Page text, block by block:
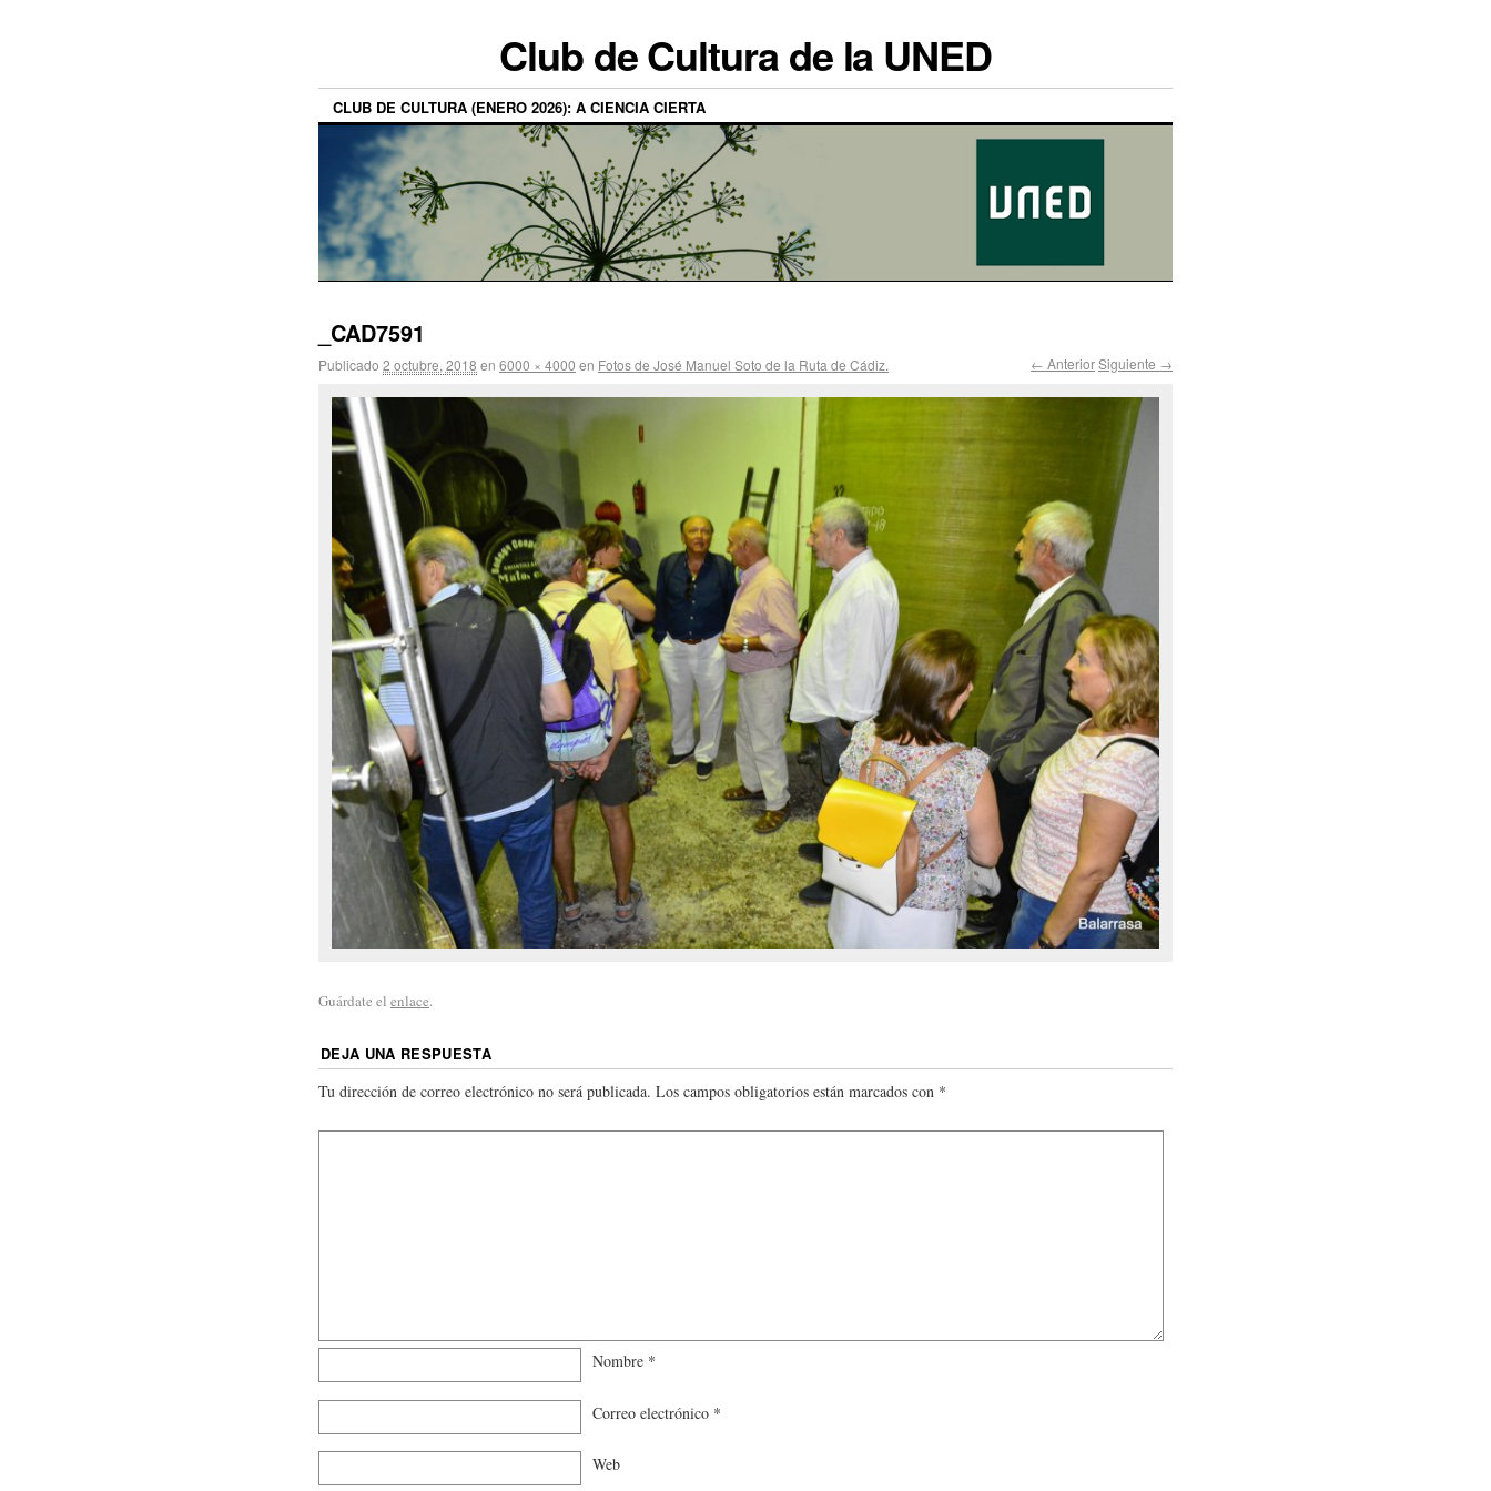
Club de Cultura de la UNED
CLUB DE CULTURA (ENERO 2026): A CIENCIA CIERTA
_CAD7591
Publicado 2 octubre, 2018 en 6000 × 4000 en Fotos de José Manuel Soto de la Ruta de Cádiz. ← AnteriorSiguiente →
Guárdate el enlace.
DEJA UNA RESPUESTA
Tu dirección de correo electrónico no será publicada. Los campos obligatorios están marcados con *
Nombre *
Correo electrónico *
Web